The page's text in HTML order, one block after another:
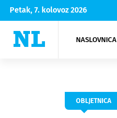
Petak, 7. kolovoz 2026
NASLOVNICA
OBLJETNICA